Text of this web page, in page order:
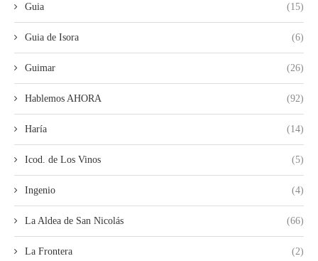
Guia (15)
Guia de Isora (6)
Guimar (26)
Hablemos AHORA (92)
Haría (14)
Icod. de Los Vinos (5)
Ingenio (4)
La Aldea de San Nicolás (66)
La Frontera (2)